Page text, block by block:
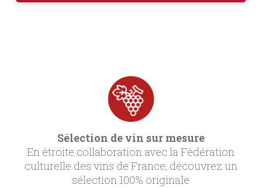
Sélection de vin sur mesure
En étroite collaboration avec la Fédération
culturelle des vins de France, découvrez un
sélection 100% originale